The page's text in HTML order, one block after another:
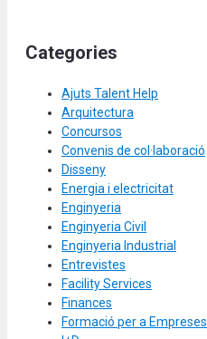
Categories
Ajuts Talent Help
Arquitectura
Concursos
Convenis de col·laboració
Disseny
Energia i electricitat
Enginyeria
Enginyeria Civil
Enginyeria Industrial
Entrevistes
Facility Services
Finances
Formació per a Empreses